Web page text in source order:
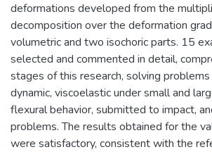
deformations developed from the
decomposition over the deformation
volumetric and two isochoric parts. 15
selected and commented in detail,
stages of this research, solving
dynamic, viscoelastic under small and
flexural behavior, submitted to impact,
problems. The results obtained for the
were satisfactory, consistent with the